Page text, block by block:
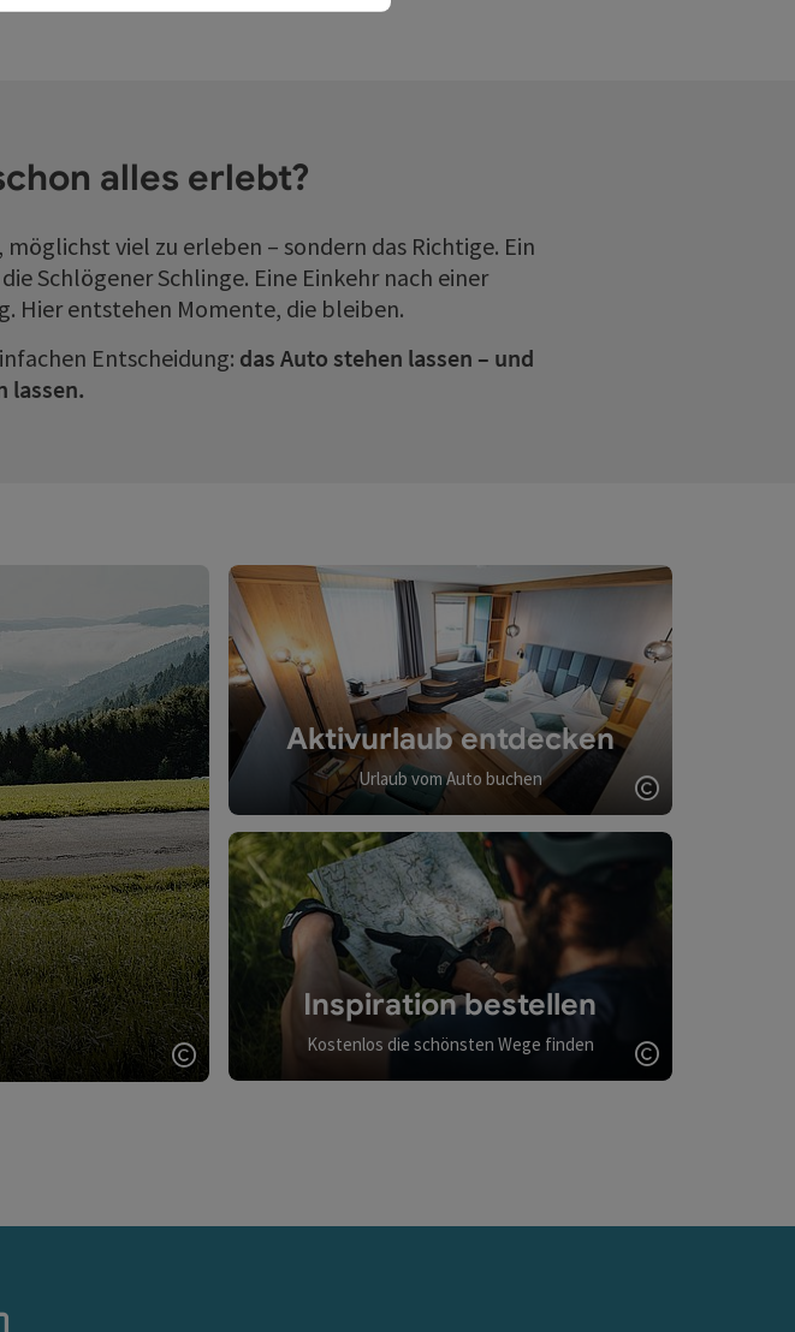
alles erlebt?
viel zu erleben – sondern das Richtige. Ein
Schlögener Schlinge. Eine Einkehr nach einer
. Hier entstehen Momente, die bleiben.
Entscheidung: das Auto stehen lassen – und
lassen.
Copyright öffnen
Aktivurlaub entdecken
Urlaub vom Auto buchen
Copyright
Inspiration bestellen
Kostenlos die schönsten Wege finden
Copyright